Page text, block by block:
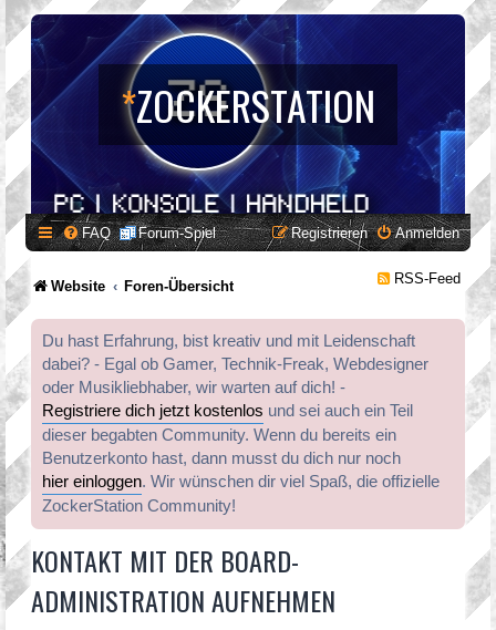
*ZOCKERSTATION
FAQ Forum-Spiel Anmelden
Registrieren
Website Foren-Übersicht RSS-Feed
Du hast Erfahrung, bist kreativ und mit Leidenschaft
dabei? - Egal ob Gamer, Technik-Freak, Webdesigner
oder Musikliebhaber, wir warten auf dich! -
Registriere dich jetzt kostenlos und sei auch ein Teil
dieser begabten Community. Wenn du bereits ein
Benutzerkonto hast, dann musst du dich nur noch
hier einloggen. Wir wünschen dir viel Spaß, die offizielle
ZockerStation Community!
KONTAKT MIT DER BOARD-
ADMINISTRATION AUFNEHMEN